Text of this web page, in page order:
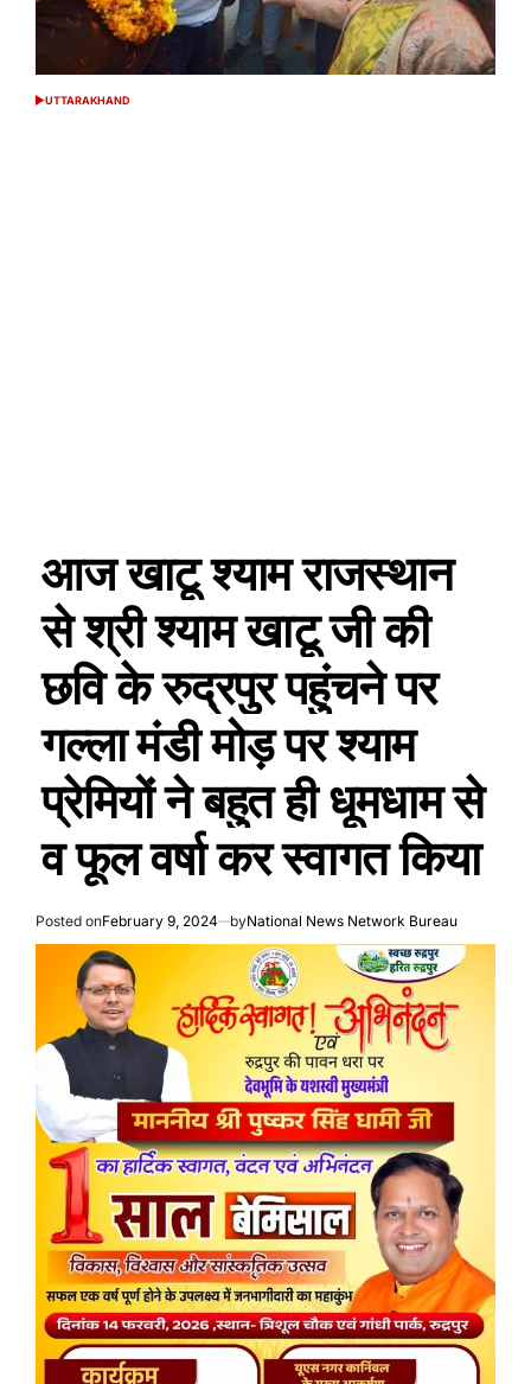
POSTED
UTTARAKHAND
आज खाटू श्याम राजस्थान
से श्री श्याम खाटू जी की
छवि के रुद्रपुर पहुंचने पर
गल्ला मंडी मोड़ पर श्याम
प्रेमियों ने बहुत ही धूमधाम से
व फूल वर्षा कर स्वागत किया
Posted onFebruary 9, 2024 byNational News Network Bureau